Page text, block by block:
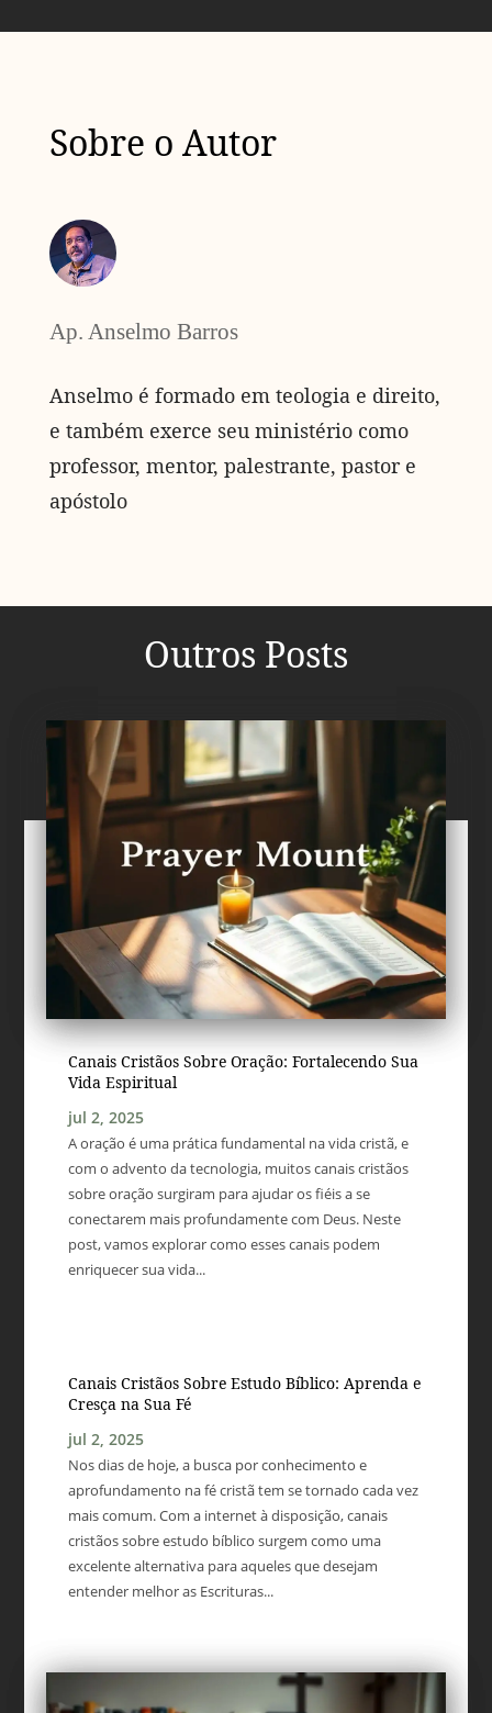
Sobre o Autor
Ap. Anselmo Barros
Anselmo é formado em teologia e direito,
e também exerce seu ministério como
professor, mentor, palestrante, pastor e
apóstolo
Outros Posts
Canais Cristãos Sobre Oração: Fortalecendo Sua
Vida Espiritual
jul 2, 2025
A oração é uma prática fundamental na vida cristã, e
com o advento da tecnologia, muitos canais cristãos
sobre oração surgiram para ajudar os fiéis a se
conectarem mais profundamente com Deus. Neste
post, vamos explorar como esses canais podem
enriquecer sua vida...
Canais Cristãos Sobre Estudo Bíblico: Aprenda e
Cresça na Sua Fé
jul 2, 2025
Nos dias de hoje, a busca por conhecimento e
aprofundamento na fé cristã tem se tornado cada vez
mais comum. Com a internet à disposição, canais
cristãos sobre estudo bíblico surgem como uma
excelente alternativa para aqueles que desejam
entender melhor as Escrituras...